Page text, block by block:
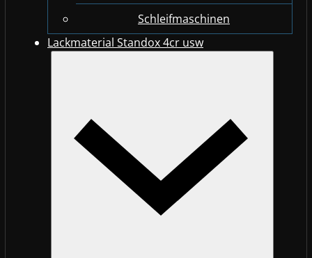
Schleifmaschinen
Lackmaterial Standox 4cr usw